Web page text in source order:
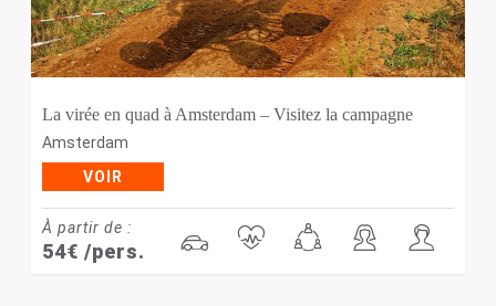
La virée en quad à Amsterdam – Visitez la campagne
Amsterdam
VOIR
À partir de :
54€ /pers.